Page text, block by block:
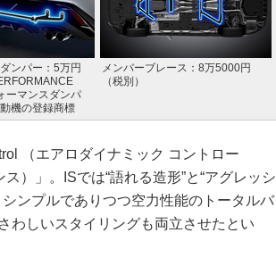
ンパー：5万円
ーマンスダンパ
機の登録商標
メンバーブレース：8万5000円
（税別）
（エアロダイナミック コントロー
）」。ISでは“語れる造形”と“アグレッシ
ンプルでありつつ空力性能のトータルバ
わしいスタイリングも両立させたとい